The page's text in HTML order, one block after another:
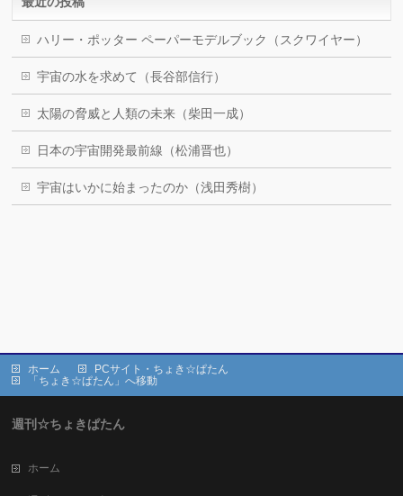
ハリー・ポッター ペーパーモデルブック（スクワイヤー）
宇宙の水を求めて（長谷部信行）
太陽の脅威と人類の未来（柴田一成）
日本の宇宙開発最前線（松浦晋也）
宇宙はいかに始まったのか（浅田秀樹）
ホーム
PCサイト・ちょき☆ぱたん
「ちょき☆ぱたん」へ移動
週刊☆ちょきぱたん
ホーム